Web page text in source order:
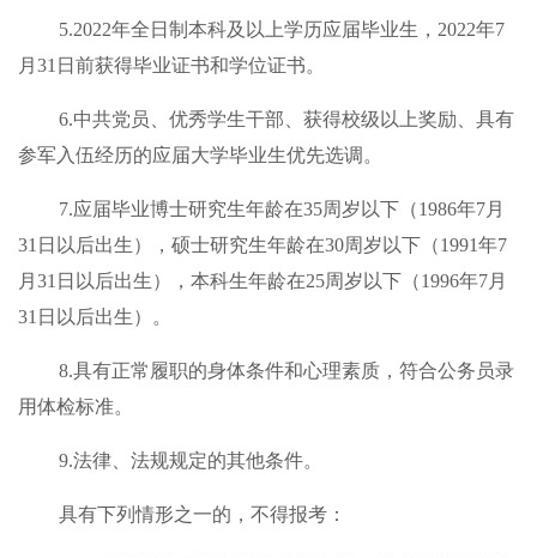
5.2022年全日制本科及以上学历应届毕业生，2022年7
月31日前获得毕业证书和学位证书。
6.中共党员、优秀学生干部、获得校级以上奖励、具有
参军入伍经历的应届大学毕业生优先选调。
7.应届毕业博士研究生年龄在35周岁以下（1986年7月
31日以后出生），硕士研究生年龄在30周岁以下（1991年7
月31日以后出生），本科生年龄在25周岁以下（1996年7月
31日以后出生）。
8.具有正常履职的身体条件和心理素质，符合公务员录
用体检标准。
9.法律、法规规定的其他条件。
具有下列情形之一的，不得报考：